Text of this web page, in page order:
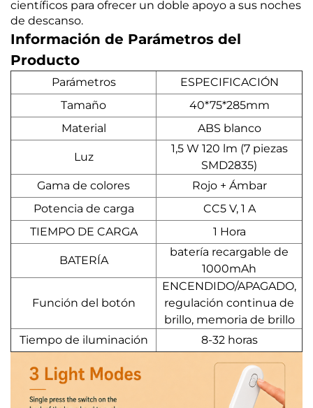
científicos para ofrecer un doble apoyo a sus noches
de descanso.
Información de Parámetros del
Producto
Parámetros
ESPECIFICACIÓN
Tamaño
40*75*285mm
Material
ABS blanco
Luz
1,5 W 120 lm (7 piezas
SMD2835)
Gama de colores
Rojo + Ámbar
Potencia de carga
CC5 V, 1 A
TIEMPO DE CARGA
1 Hora
BATERÍA
batería recargable de
1000mAh
Función del botón
ENCENDIDO/APAGADO,
regulación continua de
brillo, memoria de brillo
Tiempo de iluminación
8-32 horas